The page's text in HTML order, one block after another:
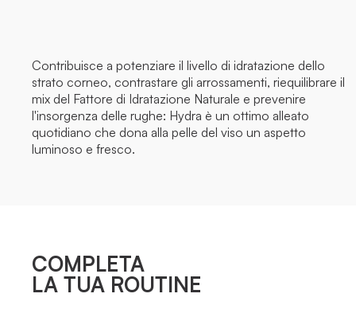
Contribuisce a potenziare il livello di idratazione dello
strato corneo, contrastare gli arrossamenti, riequilibrare il
mix del Fattore di Idratazione Naturale e prevenire
l'insorgenza delle rughe: Hydra è un ottimo alleato
quotidiano che dona alla pelle del viso un aspetto
luminoso e fresco.
COMPLETA
LA TUA ROUTINE